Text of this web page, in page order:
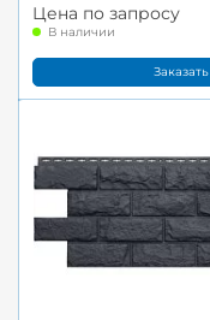
Цена по запросу
В наличии
Заказать